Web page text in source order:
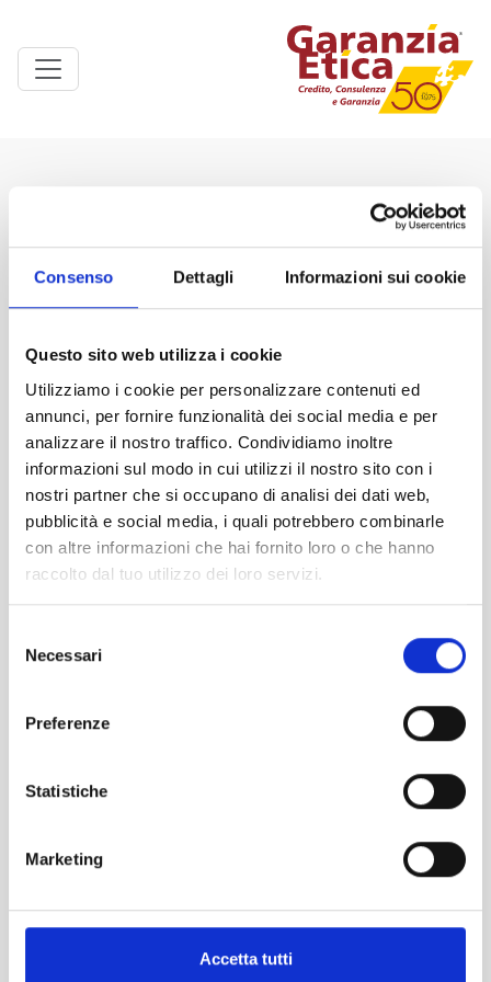
Consenso Dettagli Informazioni sui cookie
Questo sito web utilizza i cookie
Utilizziamo i cookie per personalizzare contenuti ed
annunci, per fornire funzionalità dei social media e per
analizzare il nostro traffico. Condividiamo inoltre
informazioni sul modo in cui utilizzi il nostro sito con i
nostri partner che si occupano di analisi dei dati web,
pubblicità e social media, i quali potrebbero combinarle
con altre informazioni che hai fornito loro o che hanno
raccolto dal tuo utilizzo dei loro servizi.
delNecessari
Preferenze
Statistiche
Marketing
Accetta tutti
Linkedin
Facebook
INDIRIZZO
Via Nervi 18 - Z.I. Casic est
09067 Elmas (CA)
N. Verde 800 899 200
Tel. 070.2113201
segreteria@garanziaetica.it
PAGINE
Imprese e Professionisti
News
Reclami
CALENDARIO 2026